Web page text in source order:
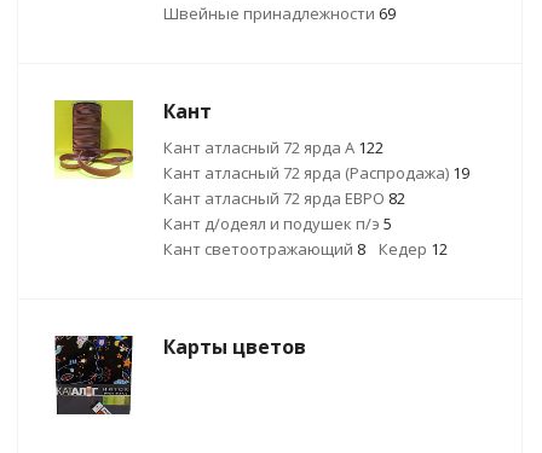
Швейные принадлежности 69
Кант
Кант атласный 72 ярда А 122
Кант атласный 72 ярда (Распродажа) 19
Кант атласный 72 ярда ЕВРО 82
Кант д/одеял и подушек п/э 5
Кант светоотражающий 8 Кедер 12
Карты цветов